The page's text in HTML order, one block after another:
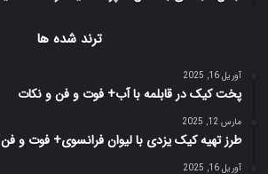
ترند شده ها
آوریل 16, 2025
پخت کیک در قابلمه با آب+ فوت و فن و نکات
مارس 12, 2025
طرز تهیه کیک یزدی با لیوان فرانسوی+ فوت و فن
آوریل 16, 2025